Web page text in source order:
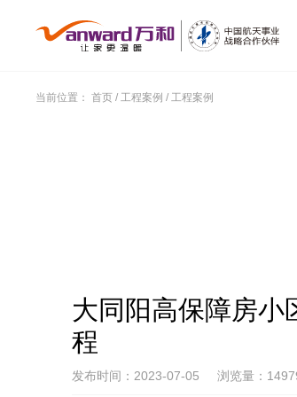
当前位置：首页 /工程案例 /工程案例
大同阳高保障房小
程
发布时间：2023-07-05 浏览量：